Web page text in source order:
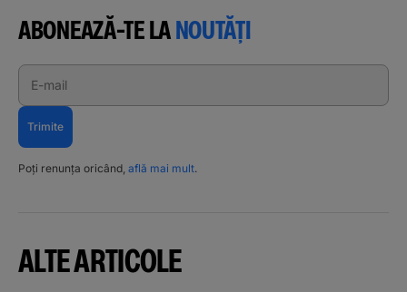
ABONEAZĂ-TE LANOUTĂȚI
E-mail
Trimite
Poți renunța oricând, află mai mult.
ALTE ARTICOLE